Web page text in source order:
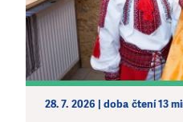
28. 7. 2026 | doba čtení 13